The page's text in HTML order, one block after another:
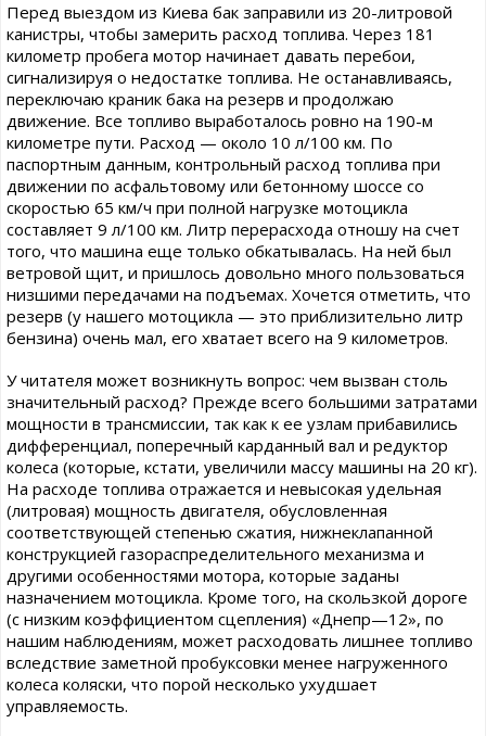
Перед выездом из Киева бак заправили из 20-литровой
канистры, чтобы замерить расход топлива. Через 181
километр пробега мотор начинает давать перебои,
сигнализируя о недостатке топлива. Не останавливаясь,
переключаю краник бака на резерв и продолжаю
движение. Все топливо выработалось ровно на 190-м
километре пути. Расход — около 10 л/100 км. По
паспортным данным, контрольный расход топлива при
движении по асфальтовому или бетонному шоссе со
скоростью 65 км/ч при полной нагрузке мотоцикла
составляет 9 л/100 км. Литр перерасхода отношу на счет
того, что машина еще только обкатывалась. На ней был
ветровой щит, и пришлось довольно много пользоваться
низшими передачами на подъемах. Хочется отметить, что
резерв (у нашего мотоцикла — это приблизительно литр
бензина) очень мал, его хватает всего на 9 километров.
У читателя может возникнуть вопрос: чем вызван столь
значительный расход? Прежде всего большими затратами
мощности в трансмиссии, так как к ее узлам прибавились
дифференциал, поперечный карданный вал и редуктор
колеса (которые, кстати, увеличили массу машины на 20 кг).
На расходе топлива отражается и невысокая удельная
(литровая) мощность двигателя, обусловленная
соответствующей степенью сжатия, нижнеклапанной
конструкцией газораспределительного механизма и
другими особенностями мотора, которые заданы
назначением мотоцикла. Кроме того, на скользкой дороге
(с низким коэффициентом сцепления) «Днепр—12», по
нашим наблюдениям, может расходовать лишнее топливо
вследствие заметной пробуксовки менее нагруженного
колеса коляски, что порой несколько ухудшает
управляемость.